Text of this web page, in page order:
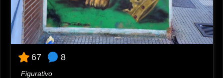
67 8
Figurativo